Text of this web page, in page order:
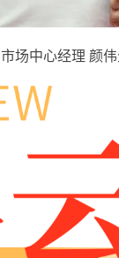
场中心经理 颜伟